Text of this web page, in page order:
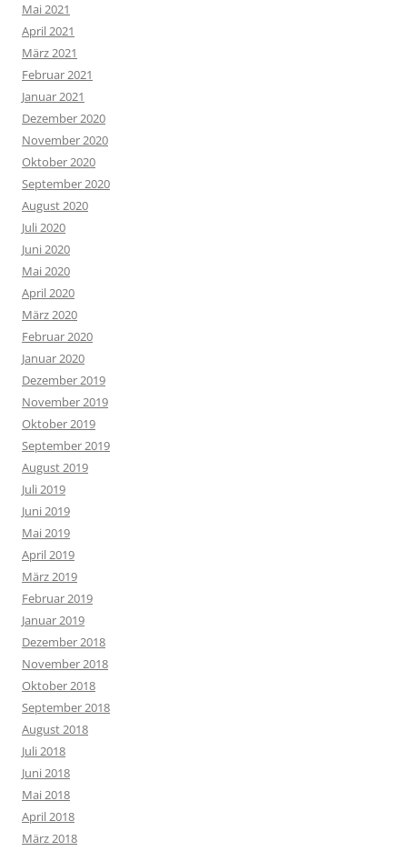
Mai 2021
April 2021
März 2021
Februar 2021
Januar 2021
Dezember 2020
November 2020
Oktober 2020
September 2020
August 2020
Juli 2020
Juni 2020
Mai 2020
April 2020
März 2020
Februar 2020
Januar 2020
Dezember 2019
November 2019
Oktober 2019
September 2019
August 2019
Juli 2019
Juni 2019
Mai 2019
April 2019
März 2019
Februar 2019
Januar 2019
Dezember 2018
November 2018
Oktober 2018
September 2018
August 2018
Juli 2018
Juni 2018
Mai 2018
April 2018
März 2018